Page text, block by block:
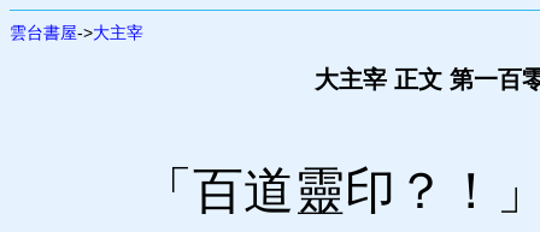
雲台書屋->大主宰
大主宰 正文 第一百
「百道靈印？！